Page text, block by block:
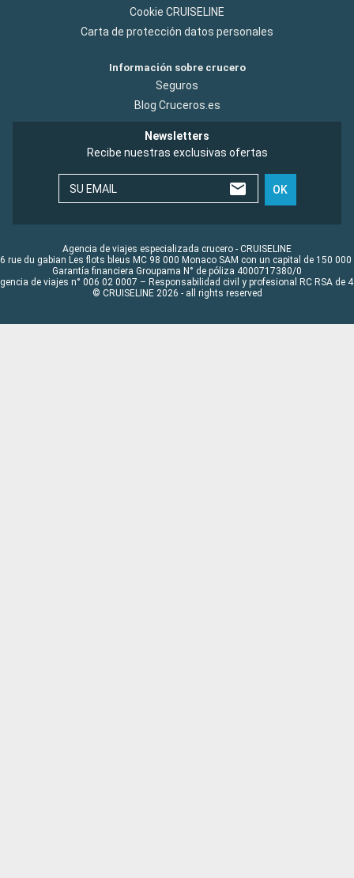
Cookie CRUISELINE
Carta de protección datos personales
Información sobre crucero
Seguros
Blog Cruceros.es
Newsletters
Recibe nuestras exclusivas ofertas
SU EMAIL OK
Agencia de viajes especializada crucero - CRUISELINE
rue du gabian Les flots bleus MC 98 000 Monaco SAM con un capital de 150 000
Garantía financiera Groupama N° de póliza 4000717380/0
de viajes n° 006 02 0007 – Responsabilidad civil y profesional RC RSA de
© CRUISELINE 2026 - all rights reserved